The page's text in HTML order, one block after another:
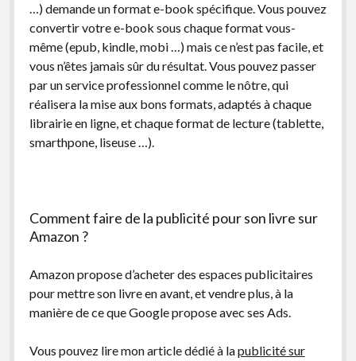
…) demande un format e-book spécifique. Vous pouvez
convertir votre e-book sous chaque format vous-
même (epub, kindle, mobi …) mais ce n’est pas facile, et
vous n’êtes jamais sûr du résultat. Vous pouvez passer
par un service professionnel comme le nôtre, qui
réalisera la mise aux bons formats, adaptés à chaque
librairie en ligne, et chaque format de lecture (tablette,
smarthpone, liseuse …).
Comment faire de la publicité pour son livre sur
Amazon ?
Amazon propose d’acheter des espaces publicitaires
pour mettre son livre en avant, et vendre plus, à la
manière de ce que Google propose avec ses Ads.
Vous pouvez lire mon article dédié à lapublicité sur